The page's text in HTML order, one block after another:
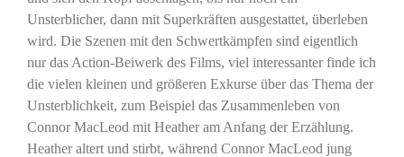
Unsterblicher, dann mit Superkräften ausgestattet, überleben
wird. Die Szenen mit den Schwertkämpfen sind eigentlich
nur das Action-Beiwerk des Films, viel interessanter finde ich
die vielen kleinen und größeren Exkurse über das Thema der
Unsterblichkeit, zum Beispiel das Zusammenleben von
Connor MacLeod mit Heather am Anfang der Erzählung.
Heather altert und stirbt, während Connor MacLeod jung